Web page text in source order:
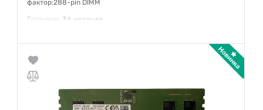
фактор:288-pin DIMM
Гарантия: 36 месяцев